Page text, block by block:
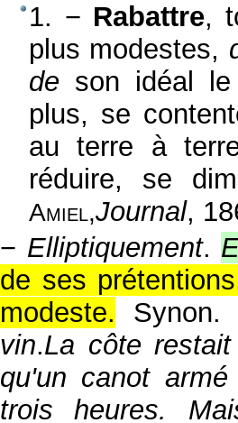
1. − Rabattre,
plus modestes,
de son idéal
plus, se
au terre à
réduire, se
Amiel,Journal,
− Elliptiquement.
de ses
modeste.
vin.La côte
qu'un canot
trois heures.